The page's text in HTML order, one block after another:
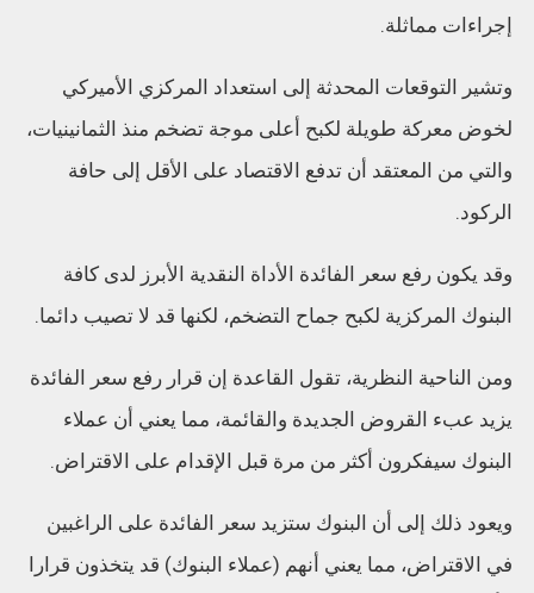
إجراءات مماثلة.
وتشير التوقعات المحدثة إلى استعداد المركزي الأميركي
لخوض معركة طويلة لكبح أعلى موجة تضخم منذ الثمانينيات،
والتي من المعتقد أن تدفع الاقتصاد على الأقل إلى حافة
الركود.
وقد يكون رفع سعر الفائدة الأداة النقدية الأبرز لدى كافة
البنوك المركزية لكبح جماح التضخم، لكنها قد لا تصيب دائما.
ومن الناحية النظرية، تقول القاعدة إن قرار رفع سعر الفائدة
يزيد عبء القروض الجديدة والقائمة، مما يعني أن عملاء
البنوك سيفكرون أكثر من مرة قبل الإقدام على الاقتراض.
ويعود ذلك إلى أن البنوك ستزيد سعر الفائدة على الراغبين
في الاقتراض، مما يعني أنهم (عملاء البنوك) قد يتخذون قرارا